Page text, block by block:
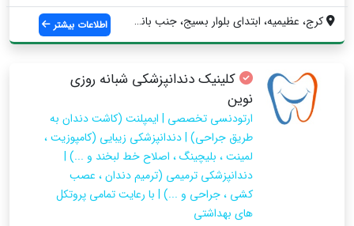
کرج، عظیمیه، ابتدای بلوار بسیج، جنب بانک...
اطلاعات بیشتر
کلینیک دندانپزشکی شبانه روزی
نوین
ارتودنسی تخصصی | ایمپلنت (کاشت دندان به
طریق جراحی) | دندانپزشکی زیبایی (کامپوزیت ،
لمینت ، بلیچینگ ، اصلاح خط لبخند و ...) |
دندانپزشکی ترمیمی (ترمیم دندان ، عصب
کشی ، جراحی و ...) | با رعایت تمامی پروتکل
های بهداشتی